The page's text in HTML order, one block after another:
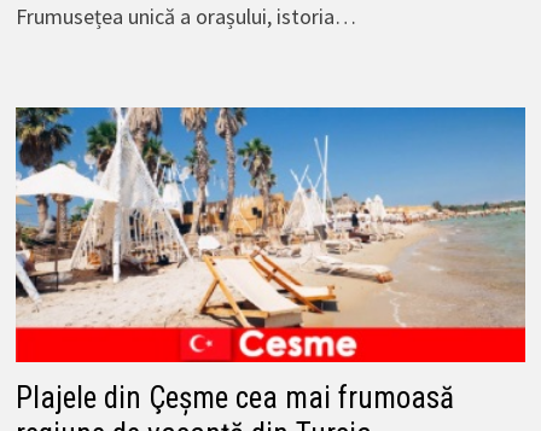
Frumusețea unică a orașului, istoria…
Plajele din Çeșme cea mai frumoasă